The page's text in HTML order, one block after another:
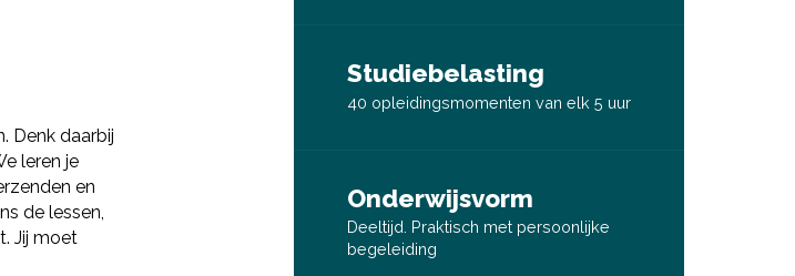
Denk daarbij
leren je
en
de lessen,
Jij moet
Studiebelasting
40 opleidingsmomenten van elk 5 uur
Onderwijsvorm
Deeltijd. Praktisch met persoonlijke
begeleiding
via Facebook